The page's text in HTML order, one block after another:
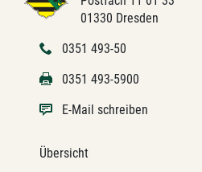
01330 Dresden
0351 493-50
0351 493-5900
E-Mail schreiben
Übersicht